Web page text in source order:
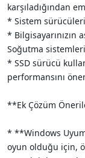
karşıladığından
* Sistem
* Bilgisayarınızın
Soğutma
* SSD sürücü
performansını
**Ek Çözüm
* **Windows
oyun olduğu için,